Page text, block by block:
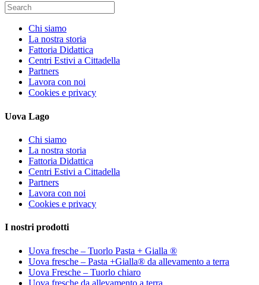
Search
for:
Chi siamo
La nostra storia
Fattoria Didattica
Centri Estivi a Cittadella
Partners
Lavora con noi
Cookies e privacy
Uova Lago
Chi siamo
La nostra storia
Fattoria Didattica
Centri Estivi a Cittadella
Partners
Lavora con noi
Cookies e privacy
I nostri prodotti
Uova fresche – Tuorlo Pasta + Gialla ®
Uova fresche – Pasta +Gialla® da allevamento a terra
Uova Fresche – Tuorlo chiaro
Uova fresche da allevamento a terra